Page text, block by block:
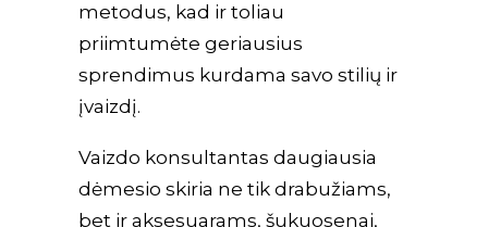
metodus, kad ir toliau
priimtumėte geriausius
sprendimus kurdama savo stilių ir
įvaizdį.
Vaizdo konsultantas daugiausia
dėmesio skiria ne tik drabužiams,
bet ir aksesuarams, šukuosenai,